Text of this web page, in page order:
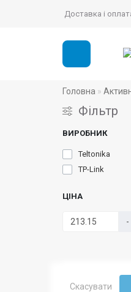
Доставка і
Головна
Фільтр
ВИРОБНИК
Teltonika
TP-Link
ЦІНА
-
Скасувати